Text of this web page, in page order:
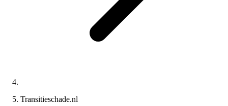
Transitieschade.nl